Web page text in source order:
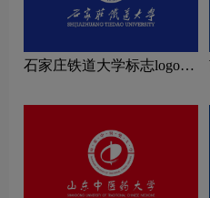
石家庄铁道大学标志logo图